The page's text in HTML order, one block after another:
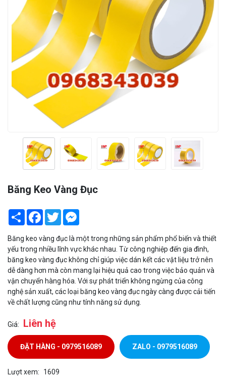
Băng Keo Vàng Đục
Share Facebook
Twitter
Băng keo vàng đục là một trong những sản phẩm phổ biến và thiết
yếu trong nhiều lĩnh vực khác nhau. Từ công nghiệp đến gia đình,
băng keo vàng đục không chỉ giúp việc dán kết các vật liệu trở nên
dễ dàng hơn mà còn mang lại hiệu quả cao trong việc bảo quản và
vận chuyển hàng hóa. Với sự phát triển không ngừng của công
nghệ sản xuất, các loại băng keo vàng đục ngày càng được cải tiến
về chất lượng cũng như tính năng sử dụng.
Giá: Liên hệ
ĐẶT HÀNG - 0979516089 ZALO - 0979516089
Lượt xem: 1609